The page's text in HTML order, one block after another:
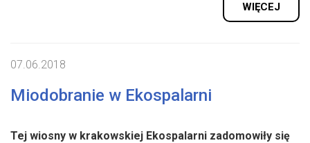
WIĘCEJ
07.06.2018
Miodobranie w Ekospalarni
Tej wiosny w krakowskiej Ekospalarni zadomowiły się